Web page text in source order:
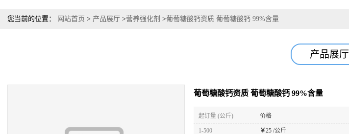
您当前的位置： 网站首页 > 产品展厅 >营养强化剂 >葡萄糖酸钙资质 葡萄糖酸钙 99%含量
产品展厅
葡萄糖酸钙资质 葡萄糖酸钙 99%含量
起订量 (公斤) 价格
1-500 ￥25 /公斤